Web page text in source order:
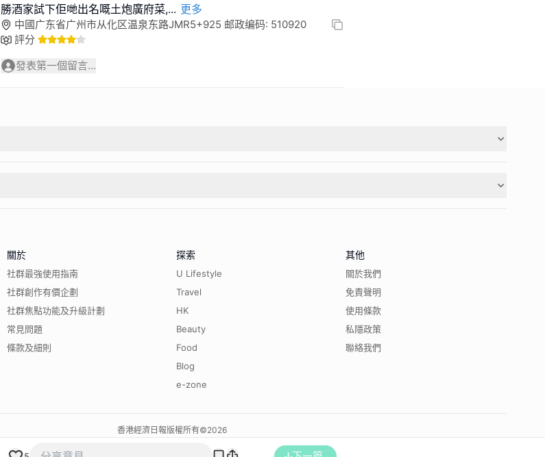
勝酒家試下佢哋出名嘅土炮廣府菜,... 更多
中國广东省广州市从化区温泉东路JMR5+925 邮政编码: 510920
評分
發表第一個留言...
關於
社群最強使用指南
社群創作有價企劃
社群焦點功能及升級計劃
常見問題
條款及細則
探索
U Lifestyle
Travel
HK
Beauty
Food
Blog
e-zone
其他
關於我們
免責聲明
使用條款
私隱政策
聯絡我們
香港經濟日報版權所有©2026